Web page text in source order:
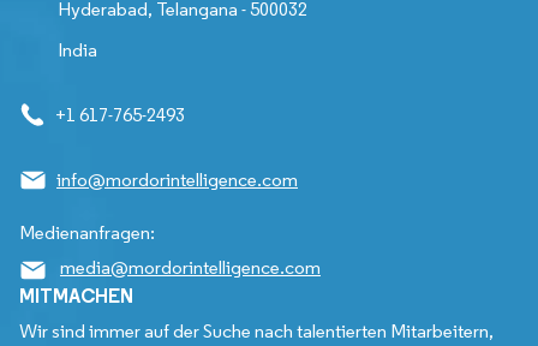
Hyderabad, Telangana - 500032
India
+1 617-765-2493
info@mordorintelligence.com
Medienanfragen:
media@mordorintelligence.com
MITMACHEN
Wir sind immer auf der Suche nach talentierten Mitarbeitern,